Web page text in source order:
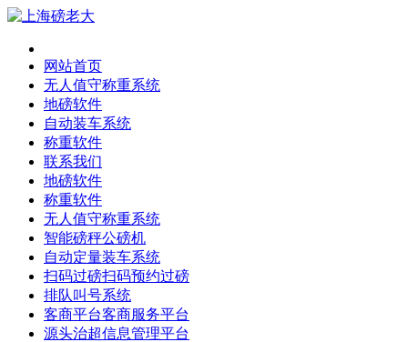
网站首页
无人值守称重系统
地磅软件
自动装车系统
称重软件
联系我们
地磅软件
称重软件
无人值守称重系统
智能磅秤公磅机
自动定量装车系统
扫码过磅扫码预约过磅
排队叫号系统
客商平台客商服务平台
源头治超信息管理平台